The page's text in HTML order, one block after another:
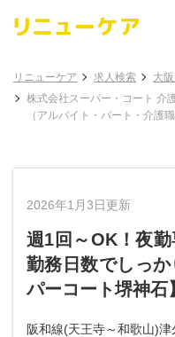
リニューケア 求人検索 大
株式会社スーパー・コート 介
（アルバイト・パート・介護
2026年1月3日更新
週1回～OK！夜
勤務日数でしっ
パーコート堺神石】
阪和線(天王寺～和歌山)津